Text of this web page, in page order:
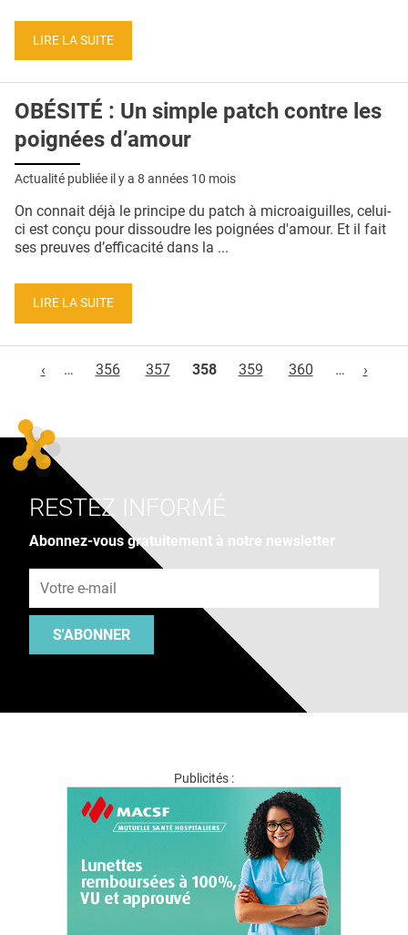
LIRE LA SUITE
OBÉSITÉ : Un simple patch contre les
poignées d’amour
Actualité publiée il y a 8 années 10 mois
On connait déjà le principe du patch à microaiguilles, celui-
ci est conçu pour dissoudre les poignées d'amour. Et il fait
ses preuves d’efficacité dans la ...
LIRE LA SUITE
‹
… 356 357 358 359 360 … ›
RESTEZ INFORMÉ
Abonnez-vous gratuitement à notre newsletter
S'ABONNER
Publicités :